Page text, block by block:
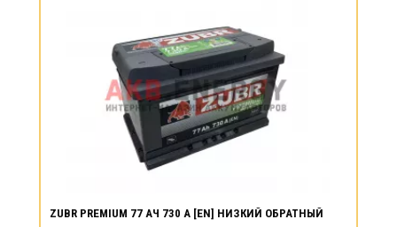
ZUBR PREMIUM 77 АЧ 730 А [EN] НИЗКИЙ ОБРАТНЫЙ